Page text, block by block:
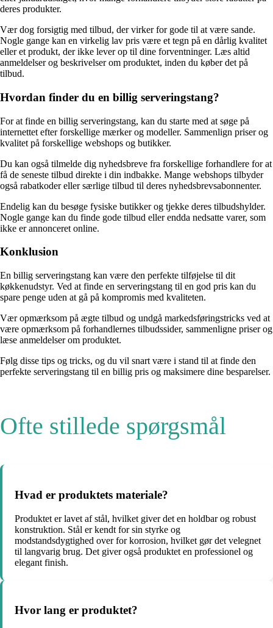
deres produkter.
Vær dog forsigtig med tilbud, der virker for gode til at være sande.
Nogle gange kan en virkelig lav pris være et tegn på en dårlig kvalitet
eller et produkt, der ikke lever op til dine forventninger. Læs altid
anmeldelser og beskrivelser om produktet, inden du køber det på
tilbud.
Hvordan finder du en billig serveringstang?
For at finde en billig serveringstang, kan du starte med at søge på
internettet efter forskellige mærker og modeller. Sammenlign priser og
kvalitet på forskellige webshops og butikker.
Du kan også tilmelde dig nyhedsbreve fra forskellige forhandlere for at
få de seneste tilbud direkte i din indbakke. Mange webshops tilbyder
også rabatkoder eller særlige tilbud til deres nyhedsbrevsabonnenter.
Endelig kan du besøge fysiske butikker og tjekke deres tilbudshylder.
Nogle gange kan du finde gode tilbud eller endda nedsatte varer, som
ikke er annonceret online.
Konklusion
En billig serveringstang kan være den perfekte tilføjelse til dit
køkkenudstyr. Ved at finde en serveringstang til en god pris kan du
spare penge uden at gå på kompromis med kvaliteten.
Vær opmærksom på ægte tilbud og undgå markedsføringstricks ved at
være opmærksom på forhandlernes tilbudssider, sammenligne priser og
læse anmeldelser om produktet.
Følg disse tips og tricks, og du vil snart være i stand til at finde den
perfekte serveringstang til en billig pris og maksimere dine besparelser.
Ofte stillede spørgsmål
Hvad er produktets materiale?
Produktet er lavet af stål, hvilket giver det en holdbar og robust
konstruktion. Stål er kendt for sin styrke og
modstandsdygtighed over for korrosion, hvilket gør det velegnet
til langvarig brug. Det giver også produktet en professionel og
elegant finish.
Hvor lang er produktet?